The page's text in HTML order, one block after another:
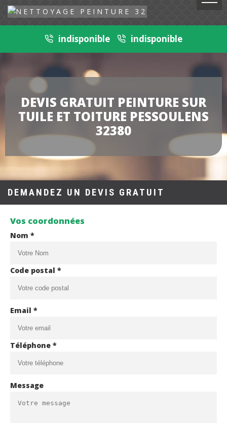
indisponible indisponible
DEVIS GRATUIT PEINTURE SUR
TUILE ET TOITURE PESSOULENS
32380
DEMANDEZ UN DEVIS GRATUIT
Vos coordonnées
Nom *
Code postal *
Email *
Téléphone *
Message